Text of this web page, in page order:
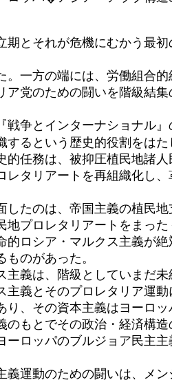
とそれが危機にむかう最
一方の端には、労働組合
党のための闘いを階級結
争とインターナショナル
るという歴史的役割をは
任務は、被抑圧植民地諸
タリアートを再組織化し
たのは、帝国主義の植民
プロレタリアートをまっ
ロシア・マルクス主義が
のがあった。
義は、階級としていまだ
義とそのプロレタリア運
、その資本主義はヨーロ
もとでその政治・経済構
ロッパのブルジョア民主
運動のための闘いは、メ